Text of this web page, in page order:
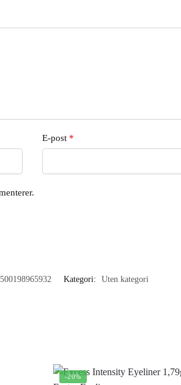
E-post *
Kategori: Uten kategori
-20%